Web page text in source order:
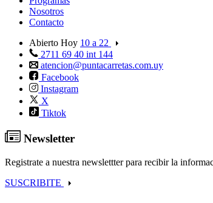
Nosotros
Contacto
Abierto Hoy 10 a 22
2711 69 40 int 144
atencion@puntacarretas.com.uy
Facebook
Instagram
X
Tiktok
Newsletter
Registrate a nuestra newslettter para recibir la
SUSCRIBITE